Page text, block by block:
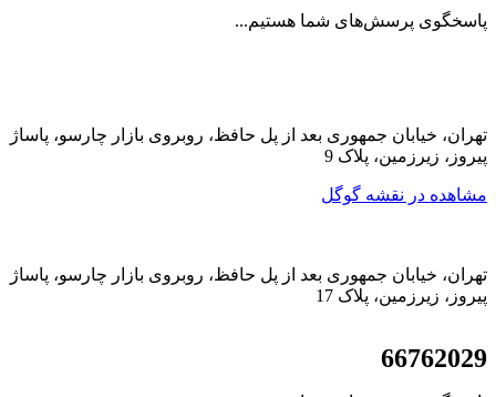
پاسخگوی پرسش‌های شما هستیم...
تهران، خیابان جمهوری بعد از پل حافظ، روبروی بازار چارسو، پاساژ
پیروز، زیرزمین، پلاک 9
مشاهده در نقشه گوگل
تهران، خیابان جمهوری بعد از پل حافظ، روبروی بازار چارسو، پاساژ
پیروز، زیرزمین، پلاک 17
66762029